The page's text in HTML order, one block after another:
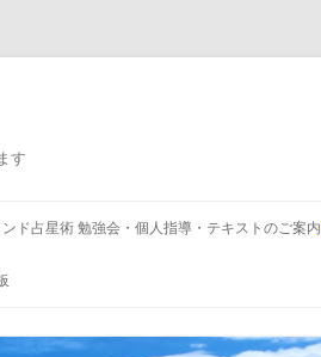
す
ンド占星術 勉強会・個人指導・テキストのご案内